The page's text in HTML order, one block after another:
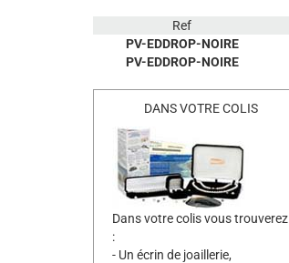
Ref
PV-EDDROP-NOIRE
PV-EDDROP-NOIRE
DANS VOTRE COLIS
Dans votre colis vous trouverez
:
- Un écrin de joaillerie,